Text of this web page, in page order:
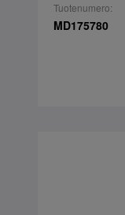
Tuotenumero:
MD175780